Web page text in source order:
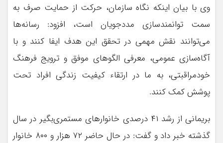
وی با بیان اینکه نگاه سازمان، حرکت از حمایت صرف به
سمت توانمندسازی مددجویان است، افزود: رسانه‌ها
می‌توانند نقش مهمی در تحقق این هدف ایفا کنند و با
آگاه‌سازی عمومی، معرفی الگوهای موفق و ترویج فرهنگ
خودمراقبتی، به ما در ارتقاء کیفیت زندگی افراد تحت
پوشش کمک کنند.
بریمانی از رشد ۴۱ درصدی خانوارهای مستمری‌بگیر در سال
گذشته خبر داد و گفت: در حال حاضر ۷۲ هزار و ۸۰۰ خانوار